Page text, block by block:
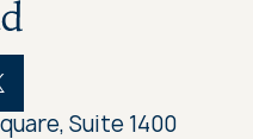
Suite 1400